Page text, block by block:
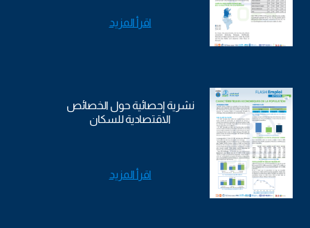
اقرأ المزيد
نشرية إحصائية حول الخصائص
الاقتصادية للسكان
اقرأ المزيد